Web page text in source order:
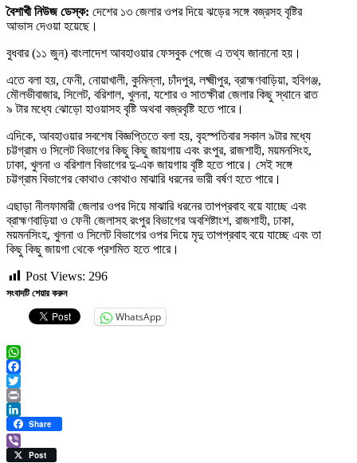
বৈশাখী নিউজ ডেস্ক: দেশের ১৩ জেলার ওপর দিয়ে ঝড়ের সঙ্গে বজ্রসহ বৃষ্টির
আভাস দেওয়া হয়েছে।
বুধবার (১১ জুন) বাংলাদেশ আবহাওয়ার ফেসবুক পেজে এ তথ্য জানানো হয়।
এতে বলা হয়, ফেনী, নোয়াখালী, কুমিল্লা, চাঁদপুর, লক্ষ্মীপুর, ব্রাহ্মণবাড়িয়া, হবিগঞ্জ,
মৌলভীবাজার, সিলেট, বরিশাল, খুলনা, যশোর ও সাতক্ষীরা জেলার কিছু স্থানে রাত
৯ টার মধ্যে ঝোড়ো হাওয়াসহ বৃষ্টি অথবা বজ্রবৃষ্টি হতে পারে।
এদিকে, আবহাওয়ার সবশেষ বিজ্ঞপ্তিতে বলা হয়, বৃহস্পতিবার সকাল ৯টার মধ্যে
চট্টগ্রাম ও সিলেট বিভাগের কিছু কিছু জায়গায় এবং রংপুর, রাজশাহী, ময়মনসিংহ,
ঢাকা, খুলনা ও বরিশাল বিভাগের দু-এক জায়গায় বৃষ্টি হতে পারে। সেই সঙ্গে
চট্টগ্রাম বিভাগের কোথাও কোথাও মাঝারি ধরনের ভারী বর্ষণ হতে পারে।
এছাড়া নীলফামারী জেলার ওপর দিয়ে মাঝারি ধরনের তাপপ্রবাহ বয়ে যাচ্ছে এবং
ব্রাহ্মণবাড়িয়া ও ফেনী জেলাসহ রংপুর বিভাগের অবশিষ্টাংশ, রাজশাহী, ঢাকা,
ময়মনসিংহ, খুলনা ও সিলেট বিভাগের ওপর দিয়ে মৃদু তাপপ্রবাহ বয়ে যাচ্ছে এবং তা
কিছু কিছু জায়গা থেকে প্রশমিত হতে পারে।
Post Views: 296
সংবাদটি শেয়ার করুন
WhatsApp
WhatsApp
Facebook
Twitter
Print
LinkedIn
Share
ViberPost